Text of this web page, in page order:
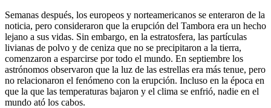
Semanas después, los europeos y norteamericanos se enteraron de la
noticia, pero consideraron que la erupción del Tambora era un hecho
lejano a sus vidas. Sin embargo, en la estratosfera, las partículas
livianas de polvo y de ceniza que no se precipitaron a la tierra,
comenzaron a esparcirse por todo el mundo. En septiembre los
astrónomos observaron que la luz de las estrellas era más tenue, pero
no relacionaron el fenómeno con la erupción. Incluso en la época en
que la que las temperaturas bajaron y el clima se enfrió, nadie en el
mundo ató los cabos.